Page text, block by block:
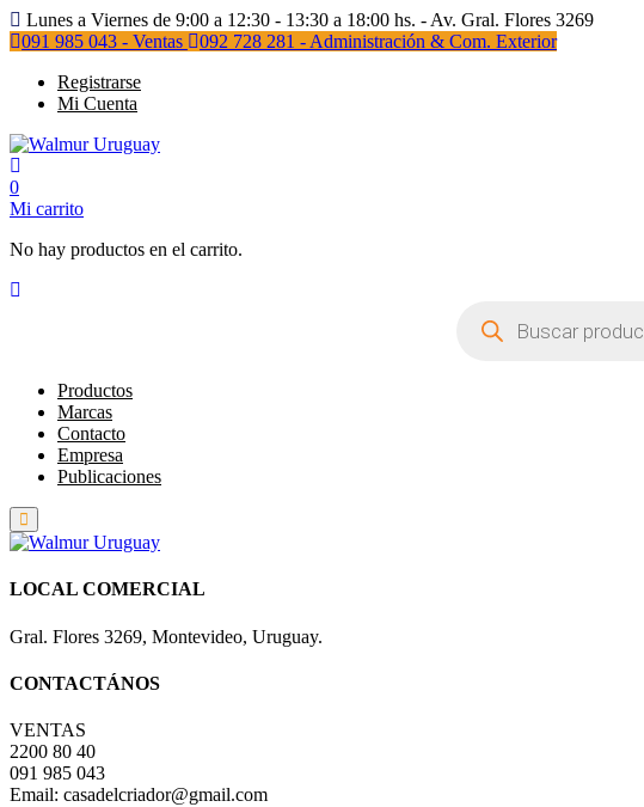
Lunes a Viernes de 9:00 a 12:30 - 13:30 a 18:00 hs. - Av. Gral. Flores 3269
091 985 043 - Ventas
092 728 281 - Administración & Com. Exterior
Registrarse
Mi Cuenta
0
Mi carrito
No hay productos en el carrito.
productos
Productos
Marcas
Contacto
Empresa
Publicaciones
LOCAL COMERCIAL
Gral. Flores 3269, Montevideo, Uruguay.
CONTACTÁNOS
VENTAS
2200 80 40
091 985 043
Email: casadelcriador@gmail.com